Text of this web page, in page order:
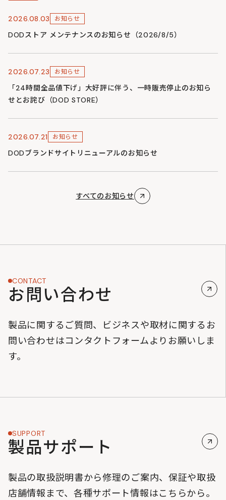
2026.08.03 お知らせ
DODストア メンテナンスのお知らせ（2026/8/5）
2026.07.23 お知らせ
「24時間全品値下げ」大好評に伴う、一時販売停止のお知ら
せとお詫び（DOD STORE）
2026.07.21 お知らせ
DODブランドサイトリニューアルのお知らせ
すべてのお知らせ
CONTACT
お問い合わせ
製品に関するご質問、ビジネスや取材に関するお
問い合わせはコンタクトフォームよりお願いしま
す。
SUPPORT
製品サポート
製品の取扱説明書から修理のご案内、保証や取扱
店舗情報まで、各種サポート情報はこちらから。